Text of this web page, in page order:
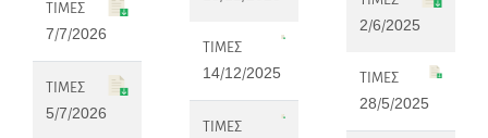
ΤΙΜΕΣ
7/7/2026
ΤΙΜΕΣ
5/7/2026
ΤΙΜΕΣ
14/12/2025
ΤΙΜΕΣ
2/6/2025
ΤΙΜΕΣ
28/5/2025